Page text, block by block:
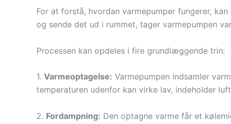
For at forstå, hvordan varmepumper fungerer,
og sende det ud i rummet, tager varmepumpen
Processen kan opdeles i fire grundlæggende trin:
1. Varmeoptagelse: Varmepumpen indsamler
temperaturen udenfor kan virke lav, indeholder
2. Fordampning: Den optagne varme får et